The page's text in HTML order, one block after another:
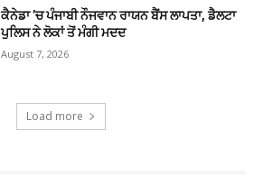
ਕੈਨੇਡਾ ’ਚ ਪੰਜਾਬੀ ਨੌਜਵਾਨ ਰਾਯਨ ਬੈਂਸ ਲਾਪਤਾ, ਡੈਲਟਾ
ਪੁਲਿਸ ਨੇ ਲੋਕਾਂ ਤੋਂ ਮੰਗੀ ਮਦਦ
August 7, 2026
Load more